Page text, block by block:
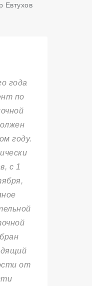
Евтухов
года
по
году.
с 1
от